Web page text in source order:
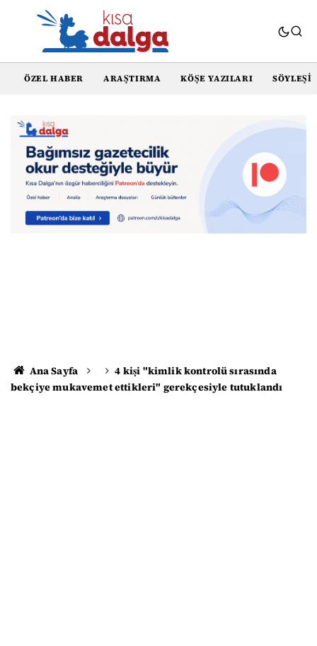
ÖZEL HABER ARAŞTIRMA KÖŞE YAZILARI SÖYLEŞI
Ana Sayfa
4 kişi "kimlik kontrolü sırasında
bekçiye mukavemet ettikleri" gerekçesiyle tutuklandı